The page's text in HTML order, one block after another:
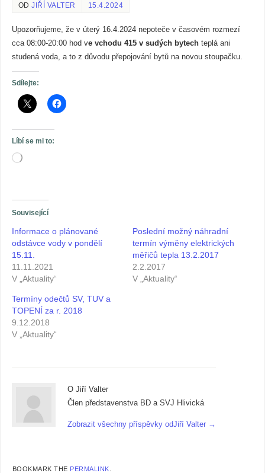
ODJIŘÍ VALTER 15.4.2024
Upozorňujeme, že v úterý 16.4.2024 nepoteče v časovém rozmezí
cca 08:00-20:00 hod ve vchodu 415 v sudých bytechteplá ani
studená voda, a to z důvodu přepojování bytů na novou stoupačku.
Sdílejte:
Líbí se mi to:
Související
Informace o plánované
odstávce vody v pondělí
15.11.
11.11.2021
V „Aktuality“
Poslední možný náhradní
termín výměny elektrických
měřičů tepla 13.2.2017
2.2.2017
V „Aktuality“
Termíny odečtů SV, TUV a
TOPENÍ za r. 2018
9.12.2018
V „Aktuality“
O Jiří Valter
Člen představenstva BD a SVJ Hlivická
Zobrazit všechny příspěvky odJiří Valter →
BOOKMARK THE PERMALINK